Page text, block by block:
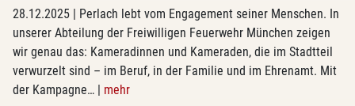
28.12.2025 | Perlach lebt vom Engagement seiner Menschen. In
unserer Abteilung der Freiwilligen Feuerwehr München zeigen
wir genau das: Kameradinnen und Kameraden, die im Stadtteil
verwurzelt sind – im Beruf, in der Familie und im Ehrenamt. Mit
der Kampagne… | mehr